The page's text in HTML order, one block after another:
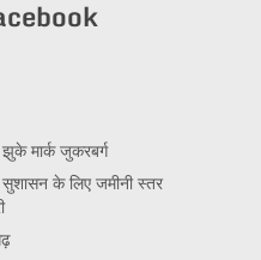
मार्क जुकरबर्ग
सुशासन के लिए जमीनी स्तर